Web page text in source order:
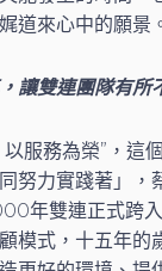
道來心中的願景
讓雙連團隊有所
以服務為榮”，這
努力實踐著」，
年雙連正式跨
模式，十五年的